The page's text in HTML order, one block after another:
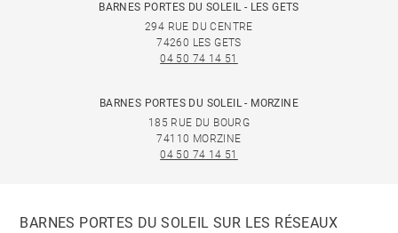
BARNES PORTES DU SOLEIL - LES GETS
294 RUE DU CENTRE
74260 LES GETS
04 50 74 14 51
BARNES PORTES DU SOLEIL - MORZINE
185 RUE DU BOURG
74110 MORZINE
04 50 74 14 51
BARNES PORTES DU SOLEIL SUR LES RÉSEAUX